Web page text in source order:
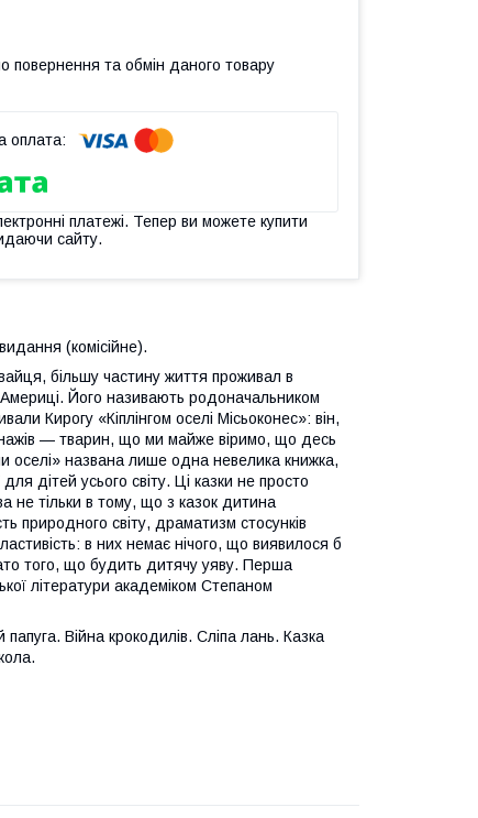
повернення та обмін даного товару
платежі. Тепер ви можете купити
сайту.
(комісійне).
більшу частину життя проживал в
Його називають родоначальником
Кирогу «Кіплінгом оселі Місьоконес»: він,
— тварин, що ми майже віримо, що десь
оселі» названа лише одна невелика книжка,
дітей усього світу. Ці казки не просто
не тільки в тому, що з казок дитина
природного світу, драматизм стосунків
в них немає нічого, що виявилося б
того, що будить дитячу уяву. Перша
літератури академіком Степаном
Війна крокодилів. Сліпа лань. Казка